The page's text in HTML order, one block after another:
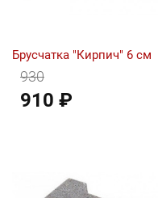
Брусчатка "Кирпич" 6 см
910 ₽
930